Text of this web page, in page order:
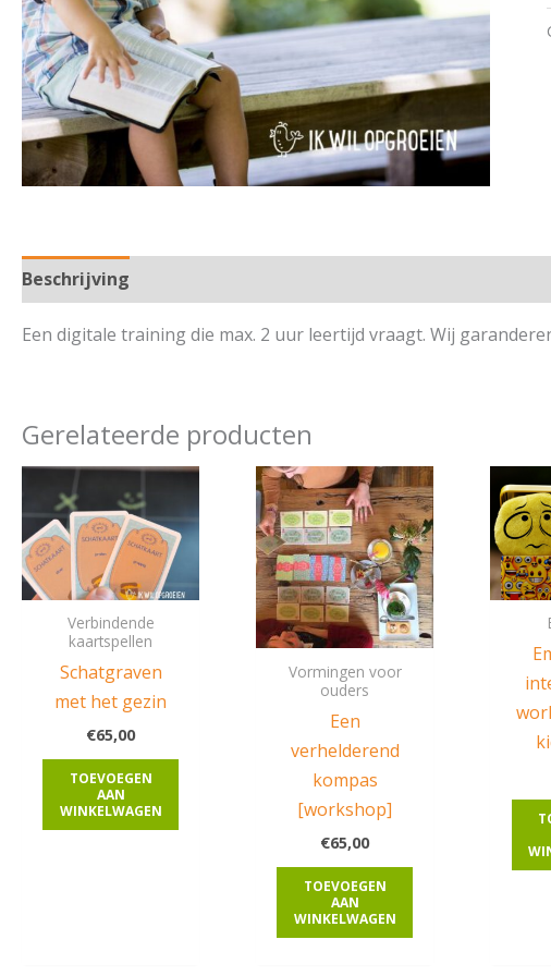
Beschrijving
Een digitale training die max. 2 uur leertijd vraagt. Wij
Gerelateerde producten
Verbindende
kaartspellen
Schatgraven
met het gezin
€65,00
TOEVOEGEN
AAN
WINKELWAGEN
Vormingen voor
ouders
Een
verhelderend
kompas
[workshop]
€65,00
TOEVOEGEN
AAN
WINKELWAGEN